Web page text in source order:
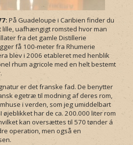
På Guadeloupe i Caribien finder du
lille, uafhængigt romsted hvor man
fra det gamle Distillerie
få 100-meter fra Rhumerie
blev i 2006 etableret med henblik
rhum agricole med en helt bestemt
er det franske fad. De benytter
egetræ til modning af deres rom,
i verden, som jeg umiddelbart
øjeblikket har de ca. 200.000 liter rom
kan oversættes til 570 tønder á
operation, men også en